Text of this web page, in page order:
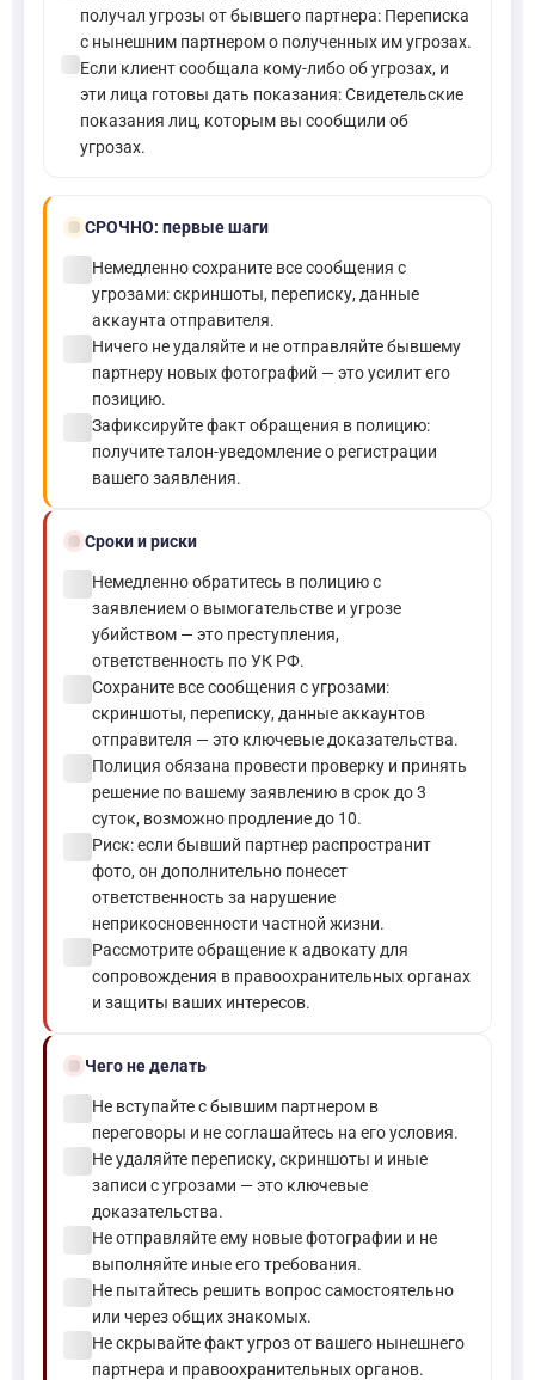
получал угрозы от бывшего партнера: Переписка
с нынешним партнером о полученных им угрозах.
check_circleЕсли клиент сообщала кому-либо об угрозах, и
эти лица готовы дать показания: Свидетельские
показания лиц, которым вы сообщили об
угрозах.
boltСРОЧНО: первые шаги
Немедленно сохраните все сообщения с
угрозами: скриншоты, переписку, данные
аккаунта отправителя.
Ничего не удаляйте и не отправляйте бывшему
партнеру новых фотографий — это усилит его
позицию.
Зафиксируйте факт обращения в полицию:
получите талон-уведомление о регистрации
вашего заявления.
schedule Сроки и риски
Немедленно обратитесь в полицию с
заявлением о вымогательстве и угрозе
убийством — это преступления,
ответственность по УК РФ.
Сохраните все сообщения с угрозами:
скриншоты, переписку, данные аккаунтов
отправителя — это ключевые доказательства.
Полиция обязана провести проверку и принять
решение по вашему заявлению в срок до 3
суток, возможно продление до 10.
Риск: если бывший партнер распространит
фото, он дополнительно понесет
ответственность за нарушение
неприкосновенности частной жизни.
Рассмотрите обращение к адвокату для
сопровождения в правоохранительных органах
и защиты ваших интересов.
block Чего не делать
Не вступайте с бывшим партнером в
переговоры и не соглашайтесь на его условия.
Не удаляйте переписку, скриншоты и иные
записи с угрозами — это ключевые
доказательства.
Не отправляйте ему новые фотографии и не
выполняйте иные его требования.
Не пытайтесь решить вопрос самостоятельно
или через общих знакомых.
Не скрывайте факт угроз от вашего нынешнего
партнера и правоохранительных органов.